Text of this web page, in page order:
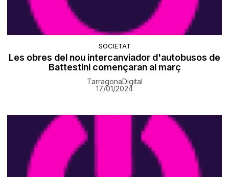
SOCIETAT
Les obres del nou intercanviador d'autobusos de
Battestini començaran al març
TarragonaDigital
17/01/2024